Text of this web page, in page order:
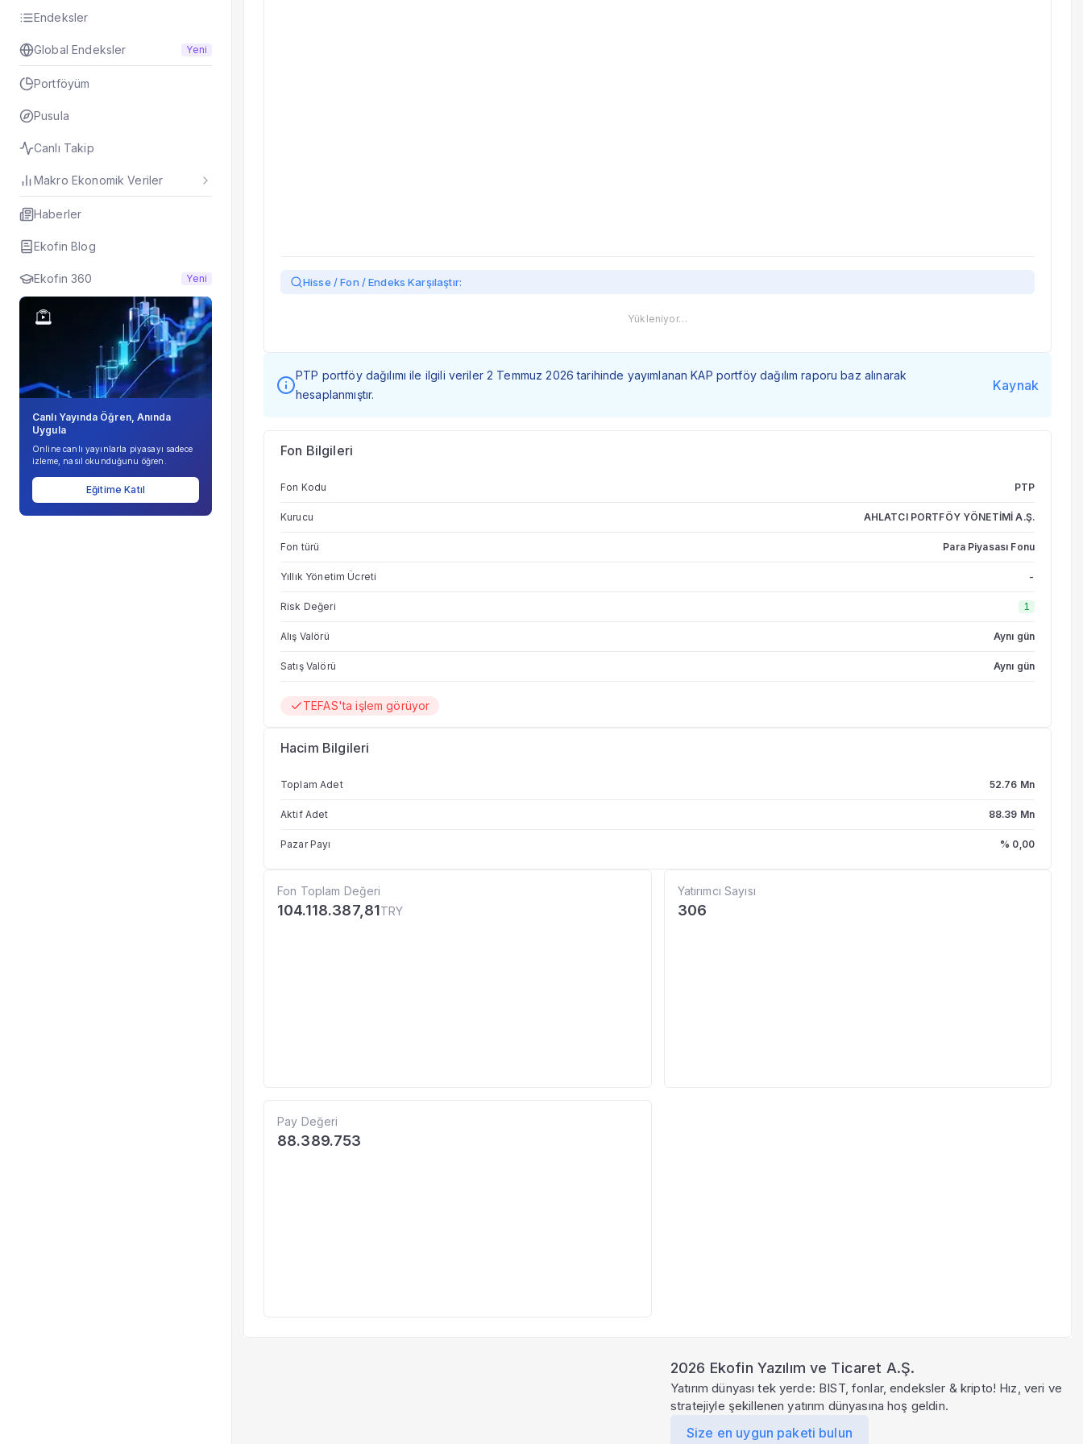
Endeksler
Global Endeksler Yeni
Portföyüm
Pusula
Canlı Takip
Makro Ekonomik Veriler
Haberler
Ekofin Blog
Ekofin 360 Yeni
Canlı Yayında Öğren, Anında
Uygula
Online canlı yayınlarla piyasayı sadece
izleme, nasıl okunduğunu öğren.
Eğitime Katıl
Hisse / Fon / Endeks Karşılaştır:
Yükleniyor…
PTP portföy dağılımı ile ilgili veriler 2 Temmuz 2026 tarihinde yayımlanan KAP portföy dağılım raporu baz alınarak
hesaplanmıştır.
Kaynak
Fon Bilgileri
Fon Kodu PTP
Kurucu AHLATCI PORTFÖY YÖNETİMİ A.Ş.
Fon türü Para Piyasası Fonu
Yıllık Yönetim Ücreti -
Risk Değeri 1
Alış Valörü Aynı gün
Satış Valörü Aynı gün
TEFAS'ta işlem görüyor
Hacim Bilgileri
Toplam Adet 52.76 Mn
Aktif Adet 88.39 Mn
Pazar Payı % 0,00
Fon Toplam Değeri
104.118.387,81TRY
Yatırımcı Sayısı
306
Pay Değeri
88.389.753
2026 Ekofin Yazılım ve Ticaret A.Ş.
Yatırım dünyası tek yerde: BIST, fonlar, endeksler & kripto! Hız, veri ve
stratejiyle şekillenen yatırım dünyasına hoş geldin.
Size en uygun paketi bulun